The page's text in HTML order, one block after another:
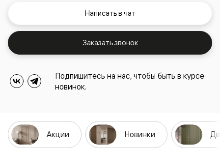
Написать в чат
Заказать звонок
Подпишитесь на нас, чтобы быть в курсе
новинок.
Акции Новинки